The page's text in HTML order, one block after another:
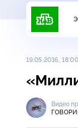
19.05.2016,
Видео